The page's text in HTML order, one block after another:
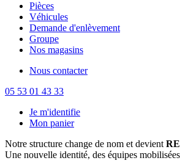
Pièces
Véhicules
Demande d'enlèvement
Groupe
Nos magasins
Nous contacter
05 53 01 43 33
Je m'identifie
Mon panier
Notre structure change de nom et devient
Une nouvelle identité, des équipes